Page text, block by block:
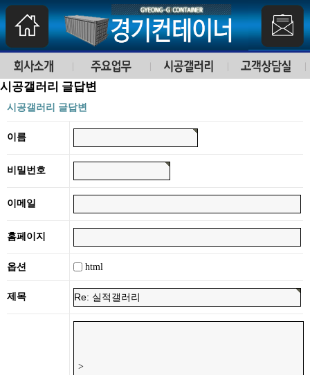
시공갤러리 글답변
시공갤러리 글답변
이름
비밀번호
이메일
홈페이지
옵션 html
제목